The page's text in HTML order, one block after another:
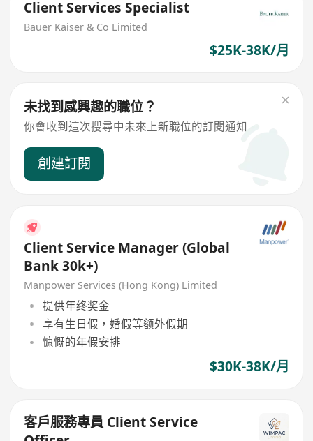
Client Services Specialist
Bauer Kaiser & Co Limited
$25K-38K/月
未找到感興趣的職位？
你會收到這次搜尋中未來上新職位的訂閱通知
創建訂閱
Client Service Manager (Global
Bank 30k+)
Manpower Services (Hong Kong) Limited
提供年终奖金
享有生日假，婚假等额外假期
慷慨的年假安排
$30K-38K/月
客戶服務專員 Client Service